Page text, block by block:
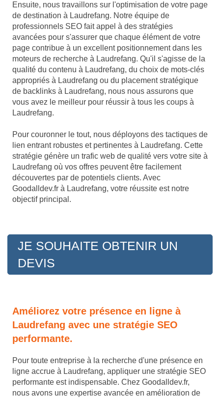
Ensuite, nous travaillons sur l'optimisation de votre page
de destination à Laudrefang. Notre équipe de
professionnels SEO fait appel à des stratégies
avancées pour s'assurer que chaque élément de votre
page contribue à un excellent positionnement dans les
moteurs de recherche à Laudrefang. Qu'il s'agisse de la
qualité du contenu à Laudrefang, du choix de mots-clés
appropriés à Laudrefang ou du placement stratégique
de backlinks à Laudrefang, nous nous assurons que
vous avez le meilleur pour réussir à tous les coups à
Laudrefang.
Pour couronner le tout, nous déployons des tactiques de
lien entrant robustes et pertinentes à Laudrefang. Cette
stratégie génère un trafic web de qualité vers votre site à
Laudrefang où vos offres peuvent être facilement
découvertes par de potentiels clients. Avec
Goodalldev.fr à Laudrefang, votre réussite est notre
objectif principal.
JE SOUHAITE OBTENIR UN
DEVIS
Améliorez votre présence en ligne à
Laudrefang avec une stratégie SEO
performante.
Pour toute entreprise à la recherche d'une présence en
ligne accrue à Laudrefang, appliquer une stratégie SEO
performante est indispensable. Chez Goodalldev.fr,
nous avons une expertise avancée en amélioration de